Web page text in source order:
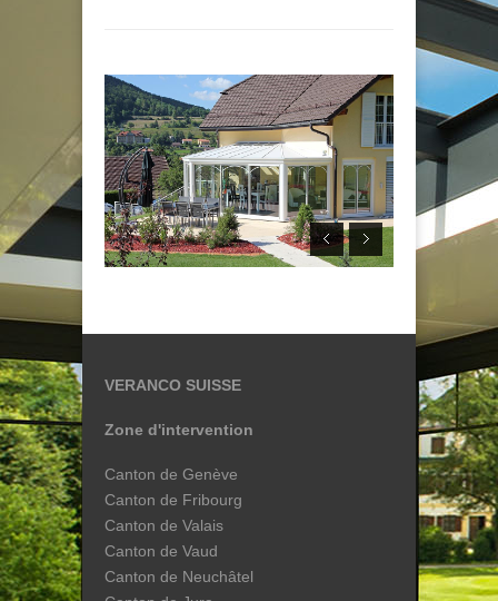
VERANCO SUISSE
Zone d'intervention
Canton de Genève
Canton de Fribourg
Canton de Valais
Canton de Vaud
Canton de Neuchâtel